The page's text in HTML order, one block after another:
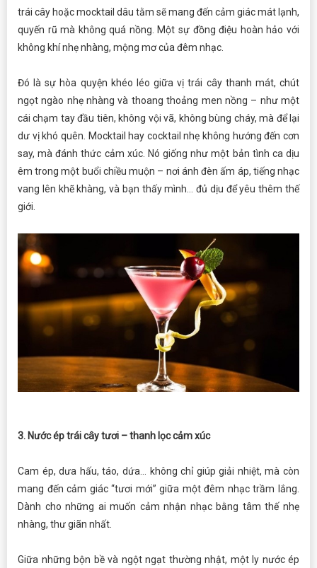
trái cây hoặc mocktail dâu tằm sẽ mang đến cảm giác mát lạnh,
quyến rũ mà không quá nồng. Một sự đồng điệu hoàn hảo với
không khí nhẹ nhàng, mộng mơ của đêm nhạc.
Đó là sự hòa quyện khéo léo giữa vị trái cây thanh mát, chút
ngọt ngào nhẹ nhàng và thoang thoảng men nồng – như một
cái chạm tay đầu tiên, không vội vã, không bùng cháy, mà để lại
dư vị khó quên. Mocktail hay cocktail nhẹ không hướng đến cơn
say, mà đánh thức cảm xúc. Nó giống như một bản tình ca dịu
êm trong một buổi chiều muộn – nơi ánh đèn ấm áp, tiếng nhạc
vang lên khẽ khàng, và bạn thấy mình… đủ dịu để yêu thêm thế
giới.
3. Nước ép trái cây tươi – thanh lọc cảm xúc
Cam ép, dưa hấu, táo, dứa… không chỉ giúp giải nhiệt, mà còn
mang đến cảm giác “tươi mới” giữa một đêm nhạc trầm lắng.
Dành cho những ai muốn cảm nhận nhạc bằng tâm thế nhẹ
nhàng, thư giãn nhất.
Giữa những bộn bề và ngột ngạt thường nhật, một ly nước ép